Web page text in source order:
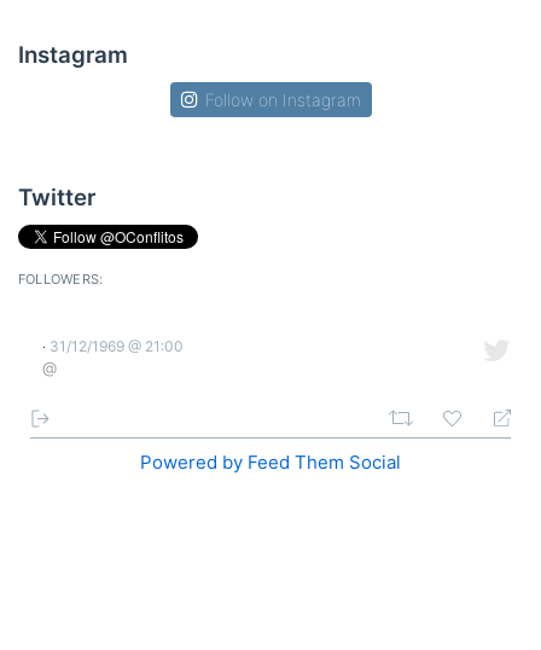
Instagram
Follow on Instagram
Twitter
FOLLOWERS:
· 31/12/1969 @ 21:00
@
Powered by Feed Them Social